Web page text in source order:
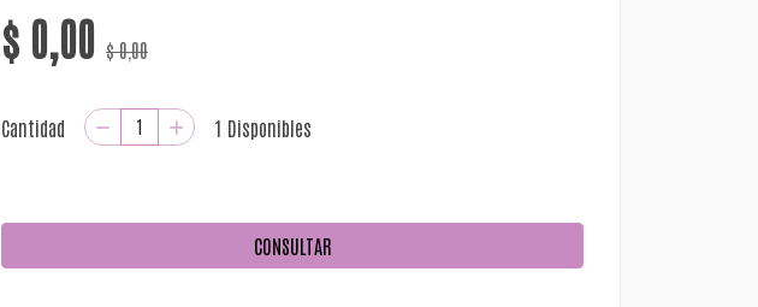
$ 0,00 $ 0,00
Cantidad 1 Disponibles
CONSULTAR